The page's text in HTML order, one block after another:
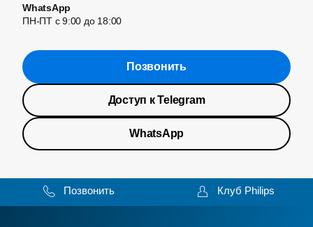
WhatsApp
ПН-ПТ с 9:00 до 18:00
Позвонить
Доступ к Telegram
WhatsApp
Позвонить Клуб Philips